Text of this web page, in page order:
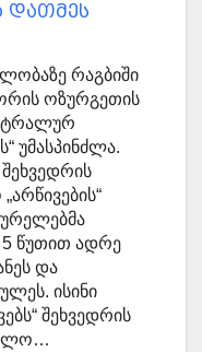
დათმეს
რაგბიში
ოზურგეთის
უმასპინძლა.
წუთით ადრე
და
ისინი
შეხვედრის